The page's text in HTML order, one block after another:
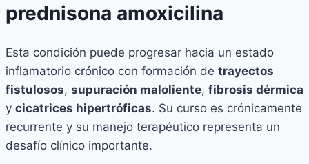
prednisona amoxicilina
Esta condición puede progresar hacia un estado
inflamatorio crónico con formación de trayectos
fistulosos, supuración maloliente, fibrosis dérmica
y cicatrices hipertróficas. Su curso es crónicamente
recurrente y su manejo terapéutico representa un
desafío clínico importante.